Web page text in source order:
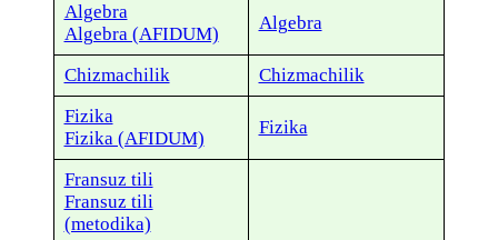
Algebra
Algebra (AFIDUM)
Algebra
Chizmachilik
Chizmachilik
Fizika
Fizika (AFIDUM)
Fizika
Fransuz tili
Fransuz tili
(metodika)